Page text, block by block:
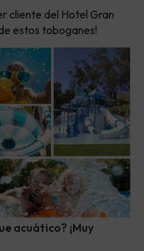
cliente del Hotel Gran
estos toboganes!
acuático? ¡Muy